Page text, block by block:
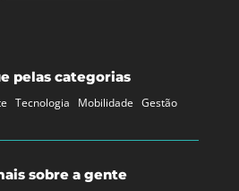
pelas categorias
Tecnologia Mobilidade Gestão
sobre a gente